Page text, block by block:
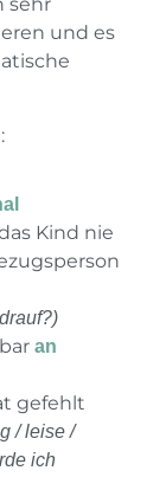
sehr
und es
Kind nie
an
gefehlt
/ leise /
ich